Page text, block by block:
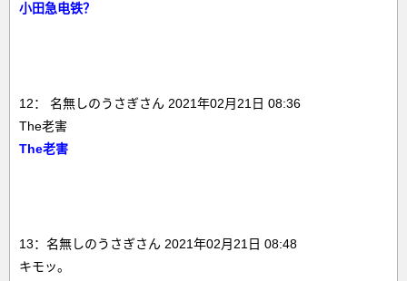
小田急电铁？
12： 名無しのうさぎさん 2021年02月21日 08:36
The老害
The老害
13：名無しのうさぎさん 2021年02月21日 08:48
キモッ。